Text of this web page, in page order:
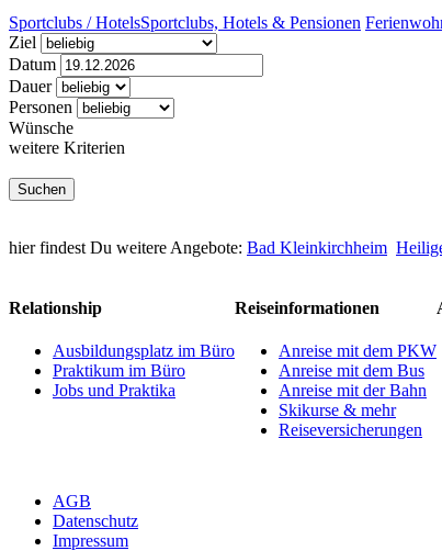
Sportclubs / HotelsSportclubs, Hotels & Pensionen
Ziel
Datum
Dauer
Personen
Wünsche
weitere Kriterien
hier findest Du weitere Angebote: Bad Kleinkirchheim
Relationship
Ausbildungsplatz im Büro
Praktikum im Büro
Jobs und Praktika
Reiseinformationen
Anreise mit dem PKW
Anreise mit dem Bus
Anreise mit der Bahn
Skikurse & mehr
Reiseversicherungen
AGB
Datenschutz
Impressum